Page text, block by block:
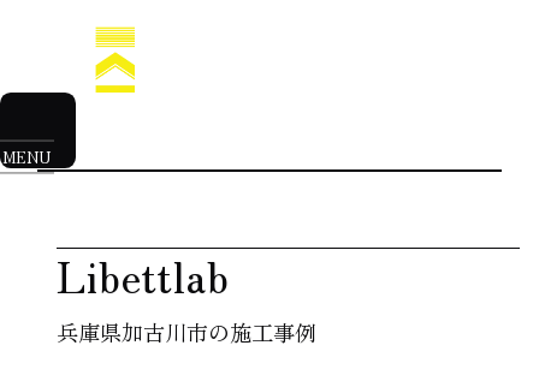
Libettlab
兵庫県加古川市の施工事例